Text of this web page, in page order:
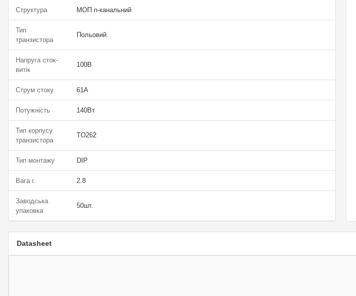
Структура МОП n-канальний
Тип
транзистора
Польовий
Напруга сток-
витік
100В
Струм стоку 61А
Потужність 140Вт
Тип корпусу
транзистора
TO262
Тип монтажу DIP
Вага г. 2.8
Заводська
упаковка
50шт.
Datasheet